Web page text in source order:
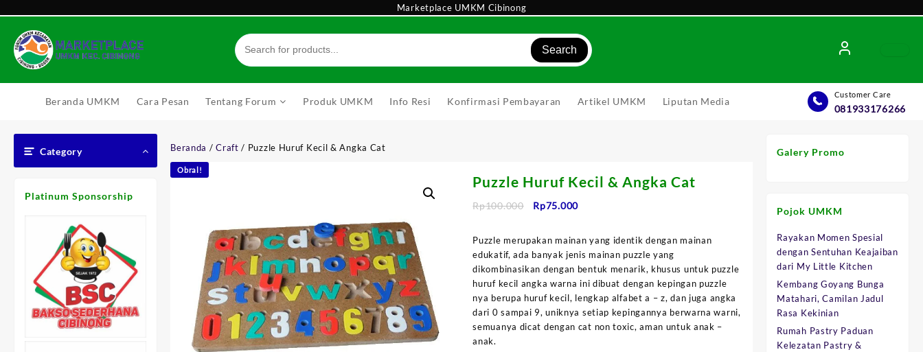
content
Marketplace UMKM Cibinong
Search
Beranda UMKM Cara Pesan Tentang Forum Produk UMKM Info Resi Konfirmasi Pembayaran Artikel UMKM Liputan Media
Customer Care
081933176266
Category
Platinum Sponsorship
Beranda /Craft / Puzzle Huruf Kecil & Angka Cat
Obral!
Puzzle Huruf Kecil & Angka Cat
Rp100.000
Harga
adalah:
Rp100.000.
Rp75.000Harga
adalah:
Rp75.000.
Puzzle merupakan mainan yang identik dengan mainan
edukatif, ada banyak jenis mainan puzzle yang
dikombinasikan dengan bentuk menarik, khusus untuk puzzle
huruf kecil angka warna ini dibuat dengan kepingan puzzle
nya berupa huruf kecil, lengkap alfabet a – z, dan juga angka
dari 0 sampai 9, uniknya setiap kepingannya berwarna warni,
semuanya dicat dengan cat non toxic, aman untuk anak –
anak.
Galery Promo
Pojok UMKM
Rayakan Momen Spesial
dengan Sentuhan Keajaiban
dari My Little Kitchen
Kembang Goyang Bunga
Matahari, Camilan Jadul
Rasa Kekinian
Rumah Pastry Paduan
Kelezatan Pastry &